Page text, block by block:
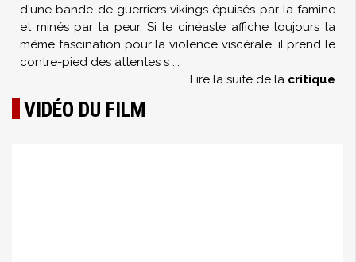
d'une bande de guerriers vikings épuisés par la famine
et minés par la peur. Si le cinéaste affiche toujours la
même fascination pour la violence viscérale, il prend le
contre-pied des attentes s ...
Lire la suite de la critique
VIDÉO DU FILM